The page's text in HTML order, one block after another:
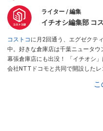
ライター / 編集
イチオシ編集部 コ
コストコ に月2回通う、エグゼクテ
中。好きな倉庫店は千葉ニュータウ
幕張倉庫店にも出没！ 「イチオシ
会社NTTドコモと共同で開設したレ